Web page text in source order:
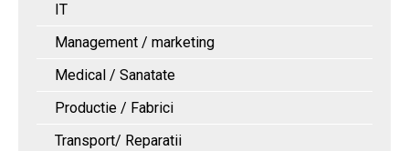
IT
Management / marketing
Medical / Sanatate
Productie / Fabrici
Transport/ Reparatii